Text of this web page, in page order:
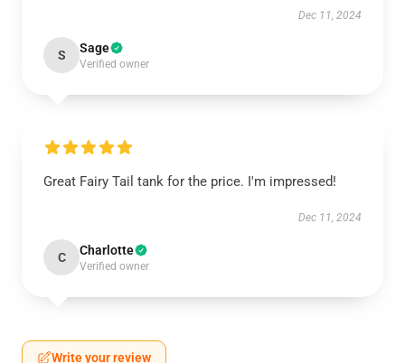
Dec 11, 2024
S Sage
Verified owner
Great Fairy Tail tank for the price. I'm impressed!
Dec 11, 2024
C Charlotte
Verified owner
Write your review